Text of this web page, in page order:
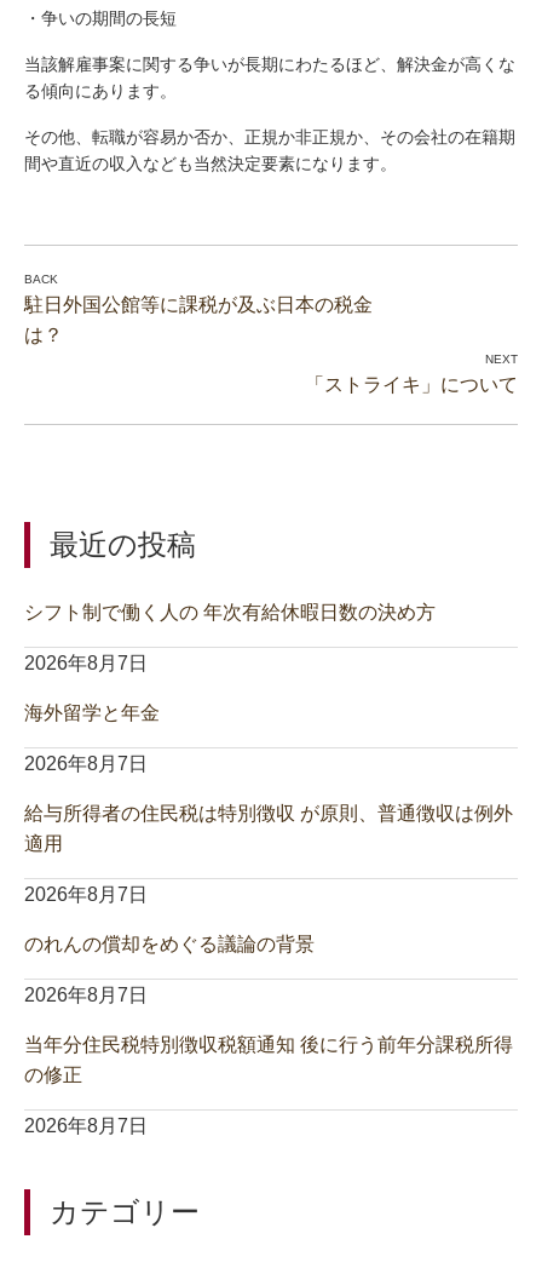
・争いの期間の長短
当該解雇事案に関する争いが長期にわたるほど、解決金が高くな
る傾向にあります。
その他、転職が容易か否か、正規か非正規か、その会社の在籍期
間や直近の収入なども当然決定要素になります。
駐日外国公館等に課税が及ぶ日本の税金
は？
「ストライキ」について
最近の投稿
シフト制で働く人の 年次有給休暇日数の決め方
2026年8月7日
海外留学と年金
2026年8月7日
給与所得者の住民税は特別徴収 が原則、普通徴収は例外
適用
2026年8月7日
のれんの償却をめぐる議論の背景
2026年8月7日
当年分住民税特別徴収税額通知 後に行う前年分課税所得
の修正
2026年8月7日
カテゴリー